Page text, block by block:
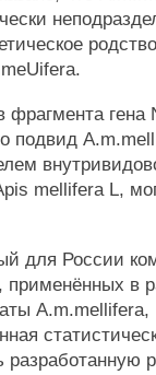
гена
подвид
mellifera L,
для России
применённых в